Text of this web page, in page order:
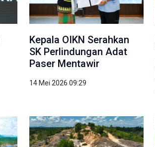
Kepala OIKN Serahkan
SK Perlindungan Adat
Paser Mentawir
14 Mei 2026 09:29